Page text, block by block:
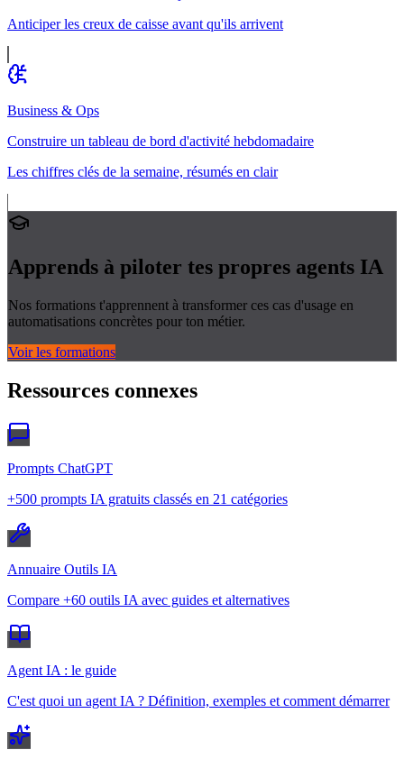
Anticiper les creux de caisse avant qu'ils arrivent
Business & Ops
Construire un tableau de bord d'activité hebdomadaire
Les chiffres clés de la semaine, résumés en clair
Apprends à piloter tes propres agents IA
Nos formations t'apprennent à transformer ces cas d'usage en
automatisations concrètes pour ton métier.
Voir les formations
Ressources connexes
Prompts ChatGPT
+500 prompts IA gratuits classés en 21 catégories
Annuaire Outils IA
Compare +60 outils IA avec guides et alternatives
Agent IA : le guide
C'est quoi un agent IA ? Définition, exemples et comment démarrer